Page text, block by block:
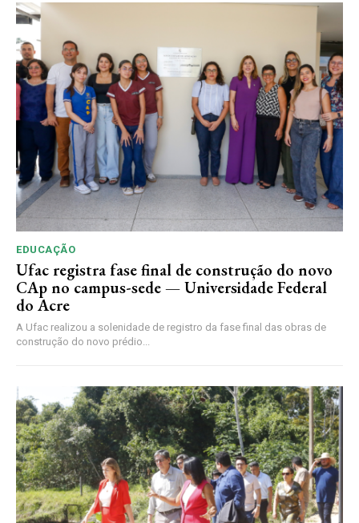
EDUCAÇÃO
Ufac registra fase final de construção do novo
CAp no campus-sede — Universidade Federal
do Acre
A Ufac realizou a solenidade de registro da fase final das obras de
construção do novo prédio...